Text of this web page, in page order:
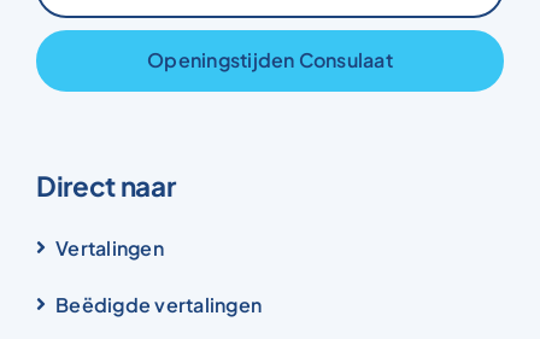
Openingstijden Consulaat
Direct naar
Vertalingen
Beëdigde vertalingen